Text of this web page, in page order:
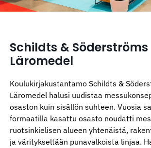
Schildts & Söderströms
Läromedel
Koulukirjakustantamo Schildts &
Läromedel halusi uudistaa
osaston kuin sisällön suhteen. Vuosia
formaatilla kasattu osasto noudatti
ruotsinkielisen alueen yhtenäistä,
ja väritykseltään punavalkoista linjaa.